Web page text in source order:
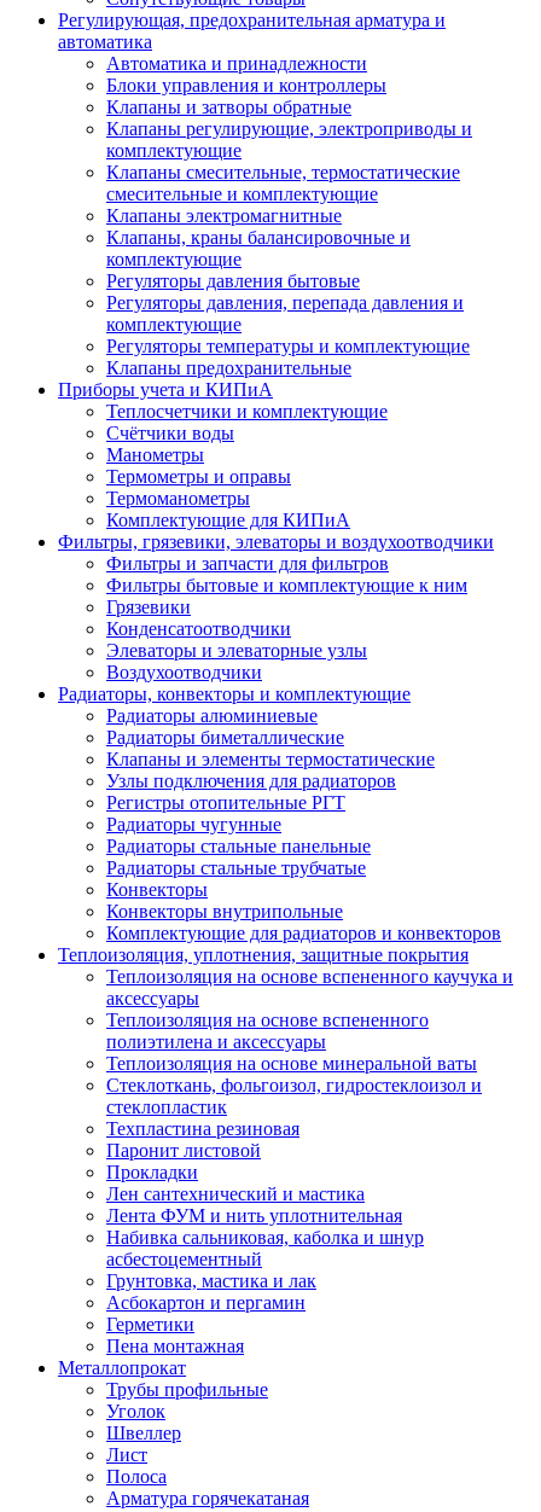
Регулирующая, предохранительная арматура и
автоматика
Автоматика и принадлежности
Блоки управления и контроллеры
Клапаны и затворы обратные
Клапаны регулирующие, электроприводы и
комплектующие
Клапаны смесительные, термостатические
смесительные и комплектующие
Клапаны электромагнитные
Клапаны, краны балансировочные и
комплектующие
Регуляторы давления бытовые
Регуляторы давления, перепада давления и
комплектующие
Регуляторы температуры и комплектующие
Клапаны предохранительные
Приборы учета и КИПиА
Теплосчетчики и комплектующие
Счётчики воды
Манометры
Термометры и оправы
Термоманометры
Комплектующие для КИПиА
Фильтры, грязевики, элеваторы и воздухоотводчики
Фильтры и запчасти для фильтров
Фильтры бытовые и комплектующие к ним
Грязевики
Конденсатоотводчики
Элеваторы и элеваторные узлы
Воздухоотводчики
Радиаторы, конвекторы и комплектующие
Радиаторы алюминиевые
Радиаторы биметаллические
Клапаны и элементы термостатические
Узлы подключения для радиаторов
Регистры отопительные РГТ
Радиаторы чугунные
Радиаторы стальные панельные
Радиаторы стальные трубчатые
Конвекторы
Конвекторы внутрипольные
Комплектующие для радиаторов и конвекторов
Теплоизоляция, уплотнения, защитные покрытия
Теплоизоляция на основе вспененного каучука и
аксессуары
Теплоизоляция на основе вспененного
полиэтилена и аксессуары
Теплоизоляция на основе минеральной ваты
Стеклоткань, фольгоизол, гидростеклоизол и
стеклопластик
Техпластина резиновая
Паронит листовой
Прокладки
Лен сантехнический и мастика
Лента ФУМ и нить уплотнительная
Набивка сальниковая, каболка и шнур
асбестоцементный
Грунтовка, мастика и лак
Асбокартон и пергамин
Герметики
Пена монтажная
Металлопрокат
Трубы профильные
Уголок
Швеллер
Лист
Полоса
Арматура горячекатаная